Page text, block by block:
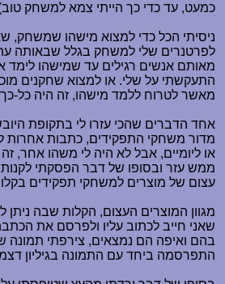
כמעט, עד כדי כך הייתי צמא למשחק
ניסיתי הכל כדי למצוא מישהו שמשחק,
לפרטנרים שלי למשחק בגלל שבאותה
מאותם אנשים רגילים עד שמישהו לימד
התעקשתי על שלי. או למצוא שחקנים
מאשר לטרוח ללמד מישהו, זה היה כל-
אחד הדברים שהכי עזרו לי בתקופת
מדור משחקי התפקידים, כתבות אחרות
או ליומיים, אבל לא היה לי משהו אחר,
ממש עזר ובסופו של דבר הפסקתי לקנות
עצום של מוצרים למשחקי תפקידים
מגוון המוצרים העצום, הקלות שבה
שאני חייב לכתוב עליו ולפרסם את
בהם ואיפה הם נמצאים, צירפתי תמונה
התפרסמה ביחד עם התמונה בגיליון דצמבר